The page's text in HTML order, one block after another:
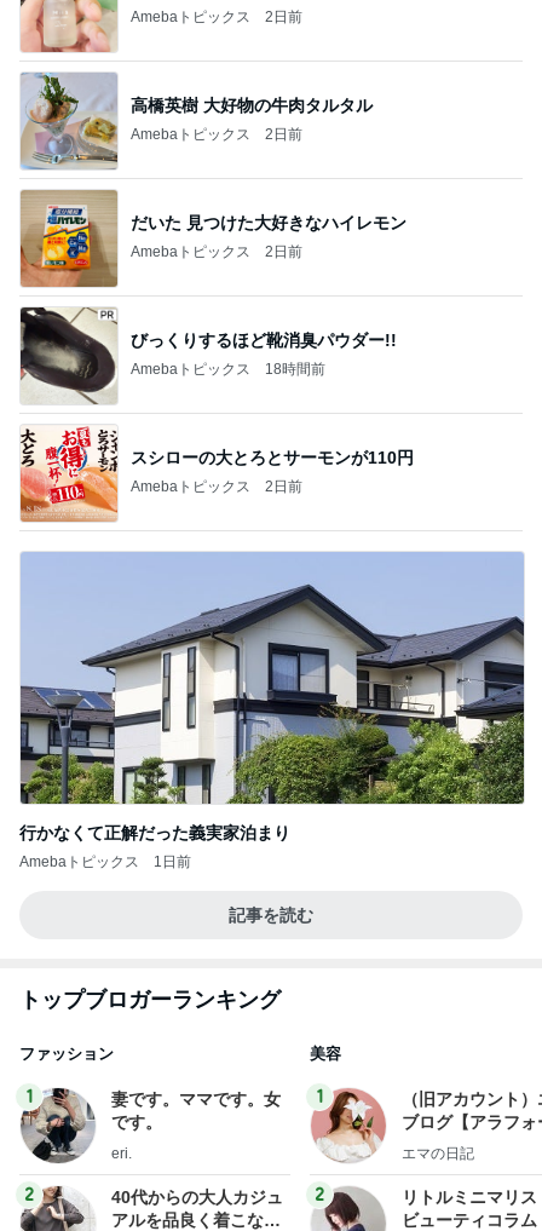
Amebaトピックス 2日前
高橋英樹 大好物の牛肉タルタル
Amebaトピックス 2日前
だいた 見つけた大好きなハイレモン
Amebaトピックス 2日前
びっくりするほど靴消臭パウダー!!
Amebaトピックス 18時間前
スシローの大とろとサーモンが110円
Amebaトピックス 2日前
行かなくて正解だった義実家泊まり
Amebaトピックス 1日前
記事を読む
トップブロガーランキング
ファッション
1
妻です。ママです。女
です。
eri.
2
40代からの大人カジュ
アルを品良く着こなす
美容
1
（旧アカウント
ブログ【アラフォ
社売却セカンドラ
エマの日記
2
リトルミニマリス
ビューティコラ